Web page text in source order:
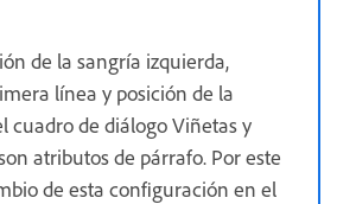
de la sangría izquierda,
línea y posición de la
cuadro de diálogo Viñetas y
atributos de párrafo. Por este
de esta configuración en el